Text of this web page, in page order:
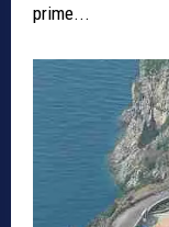
prime...